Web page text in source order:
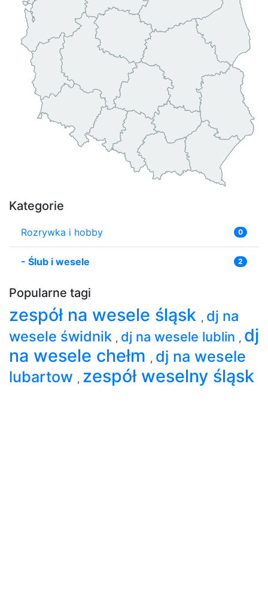
Kategorie
Rozrywka i hobby 0
- Ślub i wesele 2
Popularne tagi
zespół na wesele śląsk , dj na
wesele świdnik , dj na wesele lublin , dj
na wesele chełm , dj na wesele
lubartow , zespół weselny śląsk